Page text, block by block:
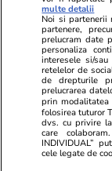
paduri
drepturi .
milioane
au le
anonimi
si
Sa aveti o
4 8
multe detalii
Noi si partenerii
partenere,
prelucram date
personaliza
interesele si/
retelelor de
de drepturile
prelucrarea
prin
folosirea tuturor
dvs. cu privire
care
INDIVIDUAL”
cele legate de